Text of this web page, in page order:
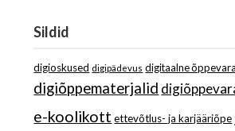
Sildid
digioskused digipädevus digitaalne õppevara
digiõppematerjalid
e-koolikott ettevõtlus- ja karjääriõpe